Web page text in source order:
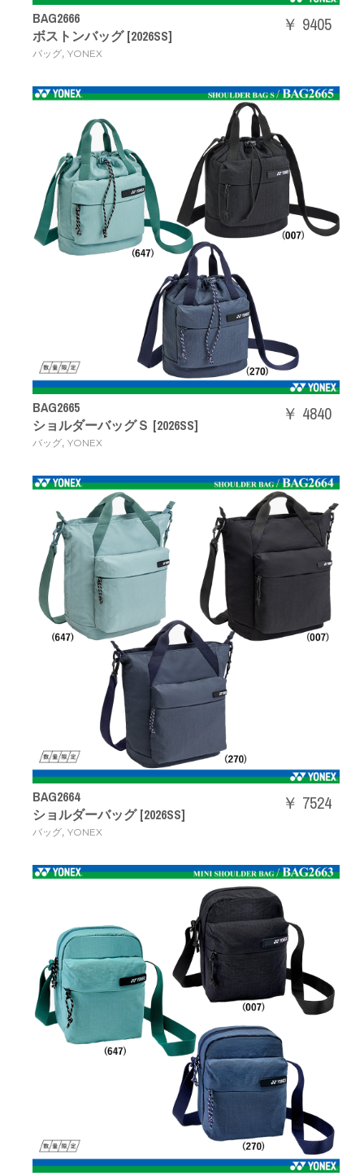
BAG2666
ボストンバッグ [2026SS]
バッグ, YONEX
￥ 9405
BAG2665
ショルダーバッグＳ [2026SS]
バッグ, YONEX
￥ 4840
BAG2664
ショルダーバッグ [2026SS]
バッグ, YONEX
￥ 7524